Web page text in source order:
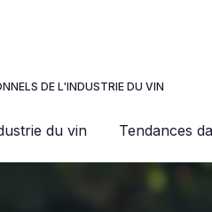
DE L'INDUSTRIE DU VIN
du vin Tendances